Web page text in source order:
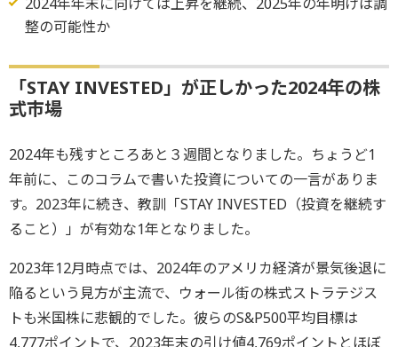
整の可能性か
「STAY INVESTED」が正しかった2024年の株
式市場
2024年も残すところあと３週間となりました。ちょうど1
年前に、このコラムで書いた投資についての一言がありま
す。2023年に続き、教訓「STAY INVESTED（投資を継続す
ること）」が有効な1年となりました。
2023年12月時点では、2024年のアメリカ経済が景気後退に
陥るという見方が主流で、ウォール街の株式ストラテジス
トも米国株に悲観的でした。彼らのS&P500平均目標は
4,777ポイントで、2023年末の引け値4,769ポイントとほぼ